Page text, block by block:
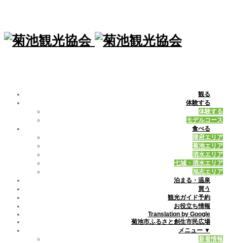
観る
体験する
体験する
モデルコース
食べる
隈府エリア
菊池エリア
泗水エリア
七城・泗水エリア
旭志エリア
泊まる・温泉
買う
観光ガイド予約
お役立ち情報
Translation by Google
菊池市ふるさと創生市民広場
メニュー ▼
新着情報